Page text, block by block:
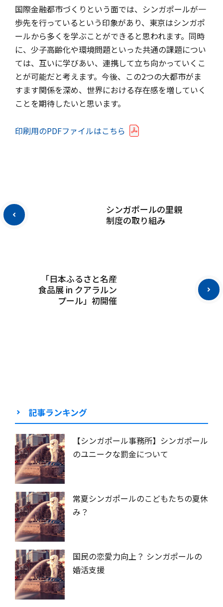
国際金融都市づくりという面では、シンガポールが一
歩先を行っているという印象があり、東京はシンガポ
ールから多くを学ぶことができると思われます。同時
に、少子高齢化や環境問題といった共通の課題につい
ては、互いに学びあい、連携して立ち向かっていくこ
とが可能だと考えます。今後、この2つの大都市がま
すます関係を深め、世界における存在感を増していく
ことを期待したいと思います。
印刷用のPDFファイルはこちら
シンガポールの里親
制度の取り組み
「日本ふるさと名産
食品展 in クアラルン
プール」初開催
記事ランキング
【シンガポール事務所】シンガポール
のユニークな罰金について
常夏シンガポールのこどもたちの夏休
み？
国民の恋愛力向上？ シンガポールの
婚活支援